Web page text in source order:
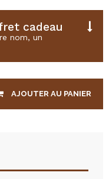
cadeau
nom, un
AJOUTER AU PANIER